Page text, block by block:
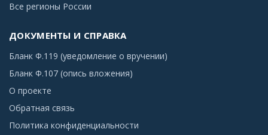
Все регионы России
ДОКУМЕНТЫ И СПРАВКА
Бланк Ф.119 (уведомление о вручении)
Бланк Ф.107 (опись вложения)
О проекте
Обратная связь
Политика конфиденциальности